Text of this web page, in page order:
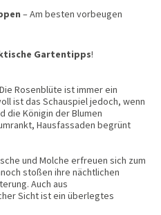
– Am besten vorbeugen
Gartentipps!
Die Rosenblüte ist immer ein
ist das Schauspiel jedoch, wenn
die Königin der Blumen
Hausfassaden begrünt
und Molche erfreuen sich zum
stoßen ihre nächtlichen
Auch aus
Sicht ist ein überlegtes